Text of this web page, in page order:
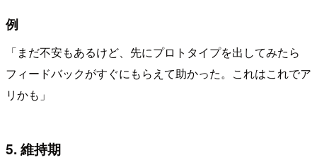
例
「まだ不安もあるけど、先にプロトタイプを出してみたら
フィードバックがすぐにもらえて助かった。これはこれでア
リかも」
5. 維持期